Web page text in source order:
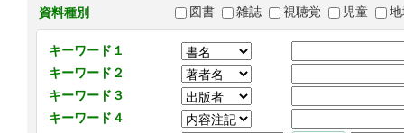
資料種別 図書 雑誌 視聴覚 児童
キーワード１
キーワード２
キーワード３
キーワード４